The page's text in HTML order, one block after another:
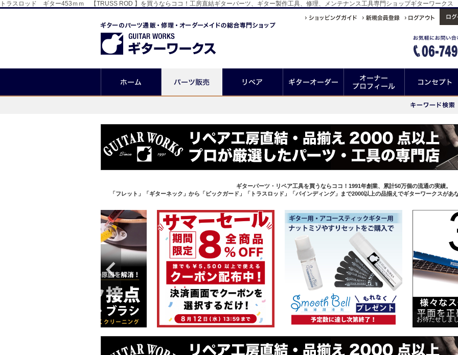
トラスロッド ギター453ｍｍ 【TRUSS ROD 】を買うならココ！工房直結ギターパーツ、ギター製作工具、修理、メンテナンス工具専門ショップギターワークス
ギターパーツ・リペア工具を買うならココ！1991年創業、累計50万個の流通の実績。
「フレット」「ギターネック」から「ピックガード」「トラスロッド」「バインディング」まで2000以上の品揃えでギターワークスが
お待たせしまし